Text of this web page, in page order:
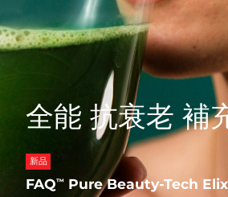
全能 抗衰老 補
新品
FAQ™ Pure Beauty-Tech
PEACH™ 2 go
Travel-friendly IPL hair
PEACH™
Cooling IPL hair
Firming body serum
ESPADA™ 2
Acne treatment
ESPADA™
Concentrated acne gel
IRIS™ 2
Rejuvenating eye
眼部护肤
Advanced eye care
毛孔护理
KIWI™ derma
Diamond
KIWI™
Blackhead remover
护发
LUNA™ 4 hair
2-in-1 LED scalp
FLIP™ play
LED light hairbrush
牙齿美白
issa™ Teeth
Dual LED + sonic
更多的
中国香港特别行政区
匈牙利
印度尼西亚
爱尔兰